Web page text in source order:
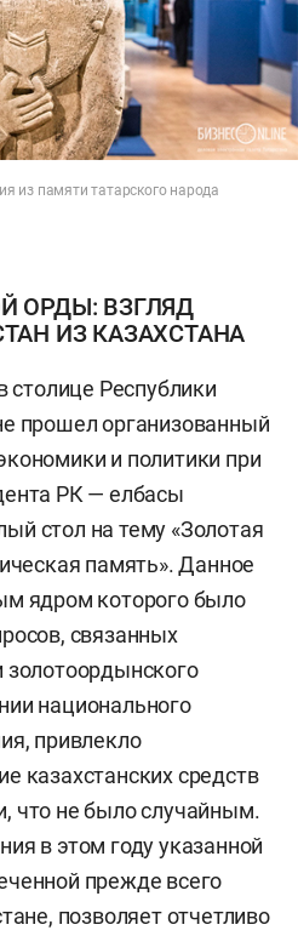
из памяти татарского народа
ОРДЫ: ВЗГЛЯД
ИЗ КАЗАХСТАНА
столице Республики
прошел организованный
и политики при
РК — елбасы
стол на тему «Золотая
память». Данное
ядром которого было
связанных
золотоордынского
национального
привлекло
казахстанских средств
что не было случайным.
в этом году указанной
прежде всего
позволяет отчетливо